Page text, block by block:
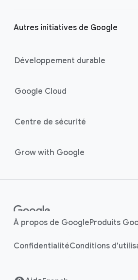
Autres initiatives de Google
Développement durable
Google Cloud
Centre de sécurité
Grow with Google
À propos de GoogleProduits
ConfidentialitéConditions